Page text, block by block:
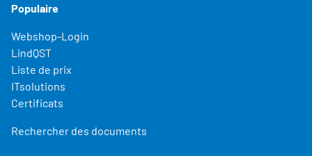
Populaire
Webshop-Login
LindQST
Liste de prix
ITsolutions
Certificats
Rechercher des documents